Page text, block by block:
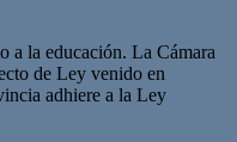
a la educación. La Cámara
de Ley venido en
adhiere a la Ley